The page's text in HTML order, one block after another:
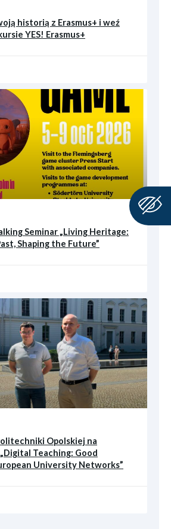
historią z Erasmus+ i weź
YES! Erasmus+
Seminar „Living Heritage:
Shaping the Future”
Opolskiej na
Teaching: Good
University Networks”